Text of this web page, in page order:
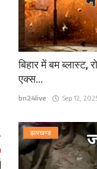
बिहार में बम ब्लास्ट,
एक्स...
bn24live Sep 12,
झारखण्ड